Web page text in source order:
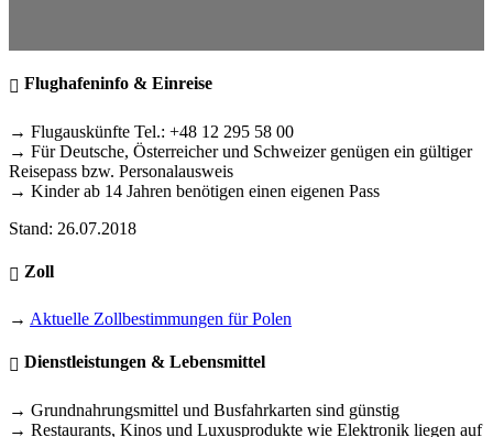
Flughafeninfo & Einreise
→ Flugauskünfte Tel.: +48 12 295 58 00
→ Für Deutsche, Österreicher und Schweizer genügen ein gültiger
Reisepass bzw. Personalausweis
→ Kinder ab 14 Jahren benötigen einen eigenen Pass
Stand: 26.07.2018
Zoll
→ Aktuelle Zollbestimmungen für Polen
Dienstleistungen & Lebensmittel
→ Grundnahrungsmittel und Busfahrkarten sind günstig
→ Restaurants, Kinos und Luxusprodukte wie Elektronik liegen auf